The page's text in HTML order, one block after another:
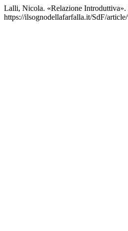
Lalli, Nicola. «Relazione Introduttiva».
https://ilsognodellafarfalla.it/SdF/